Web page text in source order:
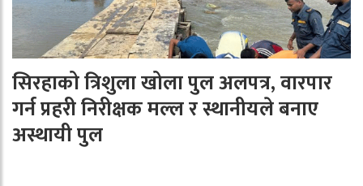
सिरहाको त्रिशुला खोला पुल अलपत्र, वारपार
गर्न प्रहरी निरीक्षक मल्ल र स्थानीयले बनाए
अस्थायी पुल